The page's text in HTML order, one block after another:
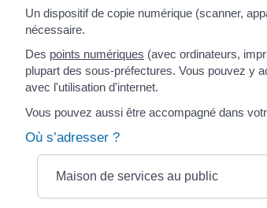
Un dispositif de copie numérique (scanner,
nécessaire.
Des points numériques (avec ordinateurs,
plupart des sous-préfectures. Vous pouvez y
avec l'utilisation d'internet.
Vous pouvez aussi être accompagné dans
Où s’adresser ?
Maison de services au public